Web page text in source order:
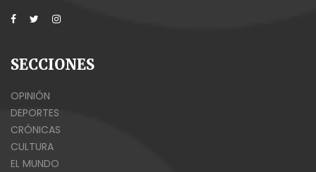
SECCIONES
OPINIÓN
DEPORTES
CRÓNICAS
CULTURA
EL MUNDO